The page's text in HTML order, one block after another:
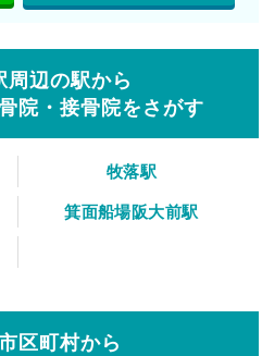
周辺の駅から
院・接骨院をさがす
牧落駅
箕面船場阪大前駅
区町村から